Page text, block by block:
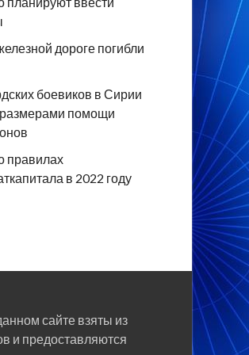
дороге погибли
боевиков в Сирии
помощи
правилах
в 2022 году
сайте взяты из
и предоставляются